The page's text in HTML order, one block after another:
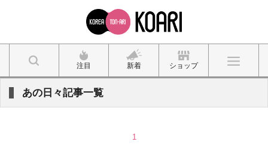
注目 新着 ショップ
あの日々記事一覧
1